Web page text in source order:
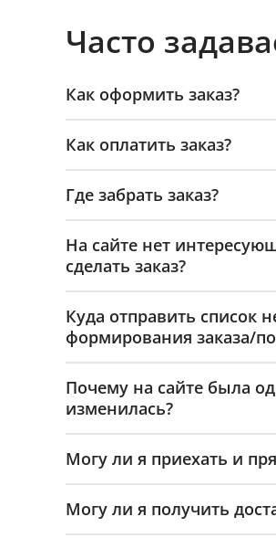
Часто
Как оформить заказ?
Как оплатить заказ?
Где забрать заказ?
На сайте нет
сделать заказ?
Куда отправить список
формирования заказа/
Почему на сайте была
изменилась?
Могу ли я приехать и
Могу ли я получить